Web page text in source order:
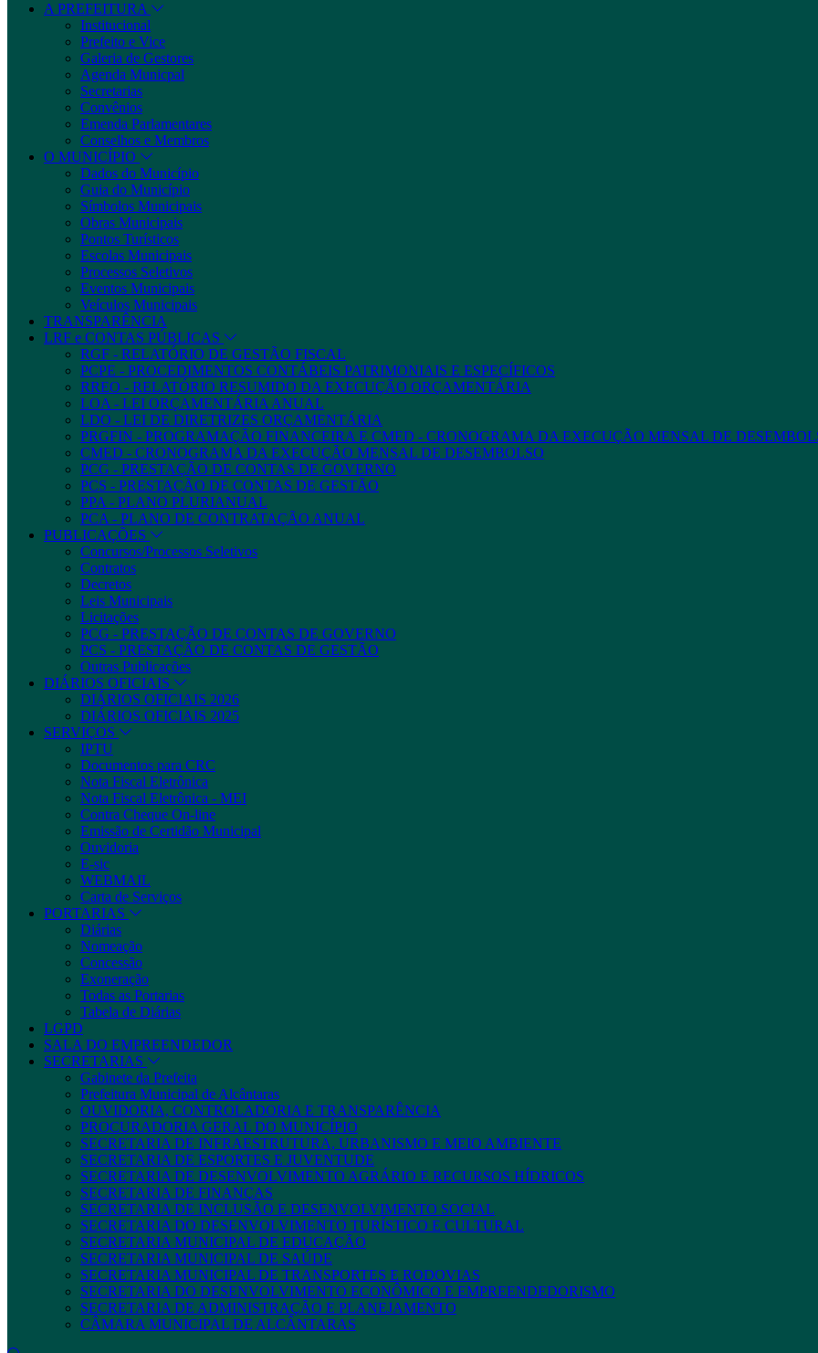
A PREFEITURA
Institucional
Prefeito e Vice
Galeria de Gestores
Agenda Municpal
Secretarias
Convênios
Emenda Parlamentares
Conselhos e Membros
O MUNICÍPIO
Dados do Município
Guia do Município
Símbolos Municipais
Obras Municipais
Pontos Turísticos
Escolas Municipais
Processos Seletivos
Eventos Municipais
Veículos Municipais
TRANSPARÊNCIA
LRF e CONTAS PÚBLICAS
RGF - RELATÓRIO DE GESTÃO FISCAL
PCPE - PROCEDIMENTOS CONTÁBEIS PATRIMONIAIS E ESPECÍFICOS
RREO - RELATÓRIO RESUMIDO DA EXECUÇÃO ORÇAMENTÁRIA
LOA - LEI ORÇAMENTÁRIA ANUAL
LDO - LEI DE DIRETRIZES ORÇAMENTÁRIA
PRGFIN - PROGRAMAÇÃO FINANCEIRA E CMED - CRONOGRAMA DA EXECUÇÃO MENSAL DE
CMED - CRONOGRAMA DA EXECUÇÃO MENSAL DE DESEMBOLSO
PCG - PRESTAÇÃO DE CONTAS DE GOVERNO
PCS - PRESTAÇÃO DE CONTAS DE GESTÃO
PPA - PLANO PLURIANUAL
PCA - PLANO DE CONTRATAÇÃO ANUAL
PUBLICAÇÕES
Concursos/Processos Seletivos
Contratos
Decretos
Leis Municipais
Licitações
PCG - PRESTAÇÃO DE CONTAS DE GOVERNO
PCS - PRESTAÇÃO DE CONTAS DE GESTÃO
Outras Publicações
DIÁRIOS OFICIAIS
DIÁRIOS OFICIAIS 2026
DIÁRIOS OFICIAIS 2025
SERVIÇOS
IPTU
Documentos para CRC
Nota Fiscal Eletrônica
Nota Fiscal Eletrônica - MEI
Contra Cheque On-line
Emissão de Certidão Municipal
Ouvidoria
E-sic
WEBMAIL
Carta de Serviços
PORTARIAS
Diárias
Nomeação
Concessão
Exoneração
Todas as Portarias
Tabela de Diárias
LGPD
SALA DO EMPREENDEDOR
SECRETARIAS
Gabinete da Prefeita
Prefeitura Municipal de Alcântaras
OUVIDORIA, CONTROLADORIA E TRANSPARÊNCIA
PROCURADORIA GERAL DO MUNICÍPIO
SECRETARIA DE INFRAESTRUTURA, URBANISMO E MEIO AMBIENTE
SECRETARIA DE ESPORTES E JUVENTUDE
SECRETARIA DE DESENVOLVIMENTO AGRÁRIO E RECURSOS HÍDRICOS
SECRETARIA DE FINANÇAS
SECRETARIA DE INCLUSÃO E DESENVOLVIMENTO SOCIAL
SECRETARIA DO DESENVOLVIMENTO TURÍSTICO E CULTURAL
SECRETARIA MUNICIPAL DE EDUCAÇÃO
SECRETARIA MUNICIPAL DE SAÚDE
SECRETARIA MUNICIPAL DE TRANSPORTES E RODOVIAS
SECRETARIA DO DESENVOLVIMENTO ECONÔMICO E EMPREENDEDORISMO
SECRETARIA DE ADMINISTRAÇÃO E PLANEJAMENTO
CÂMARA MUNICIPAL DE ALCÂNTARAS